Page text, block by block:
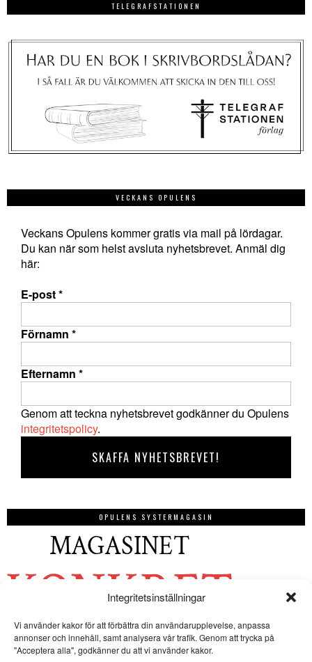
Integritetsinställningar
Vi använder kakor för att förbättra din användarupplevelse, anpassa
annonser och innehåll, samt analysera vår trafik. Genom att trycka på
"Acceptera alla", godkänner du att vi använder kakor.
TELEGRAFSTATIONEN
VECKANS OPULENS
Veckans Opulens kommer gratis via mail på lördagar.
Du kan när som helst avsluta nyhetsbrevet. Anmäl dig
här:
E-post*
Förnamn *
Efternamn *
Genom att teckna nyhetsbrevet godkänner du Opulens
integritetspolicy.
OPULENS SYSTERMAGASIN